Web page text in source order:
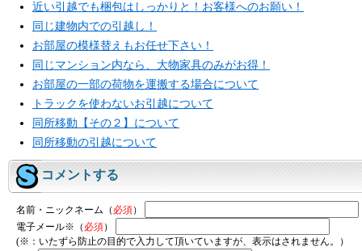
近い引越でも梱包はしっかりと！お客様へのお願い！
同じ建物内での引越し！
お部屋の模様替えもお任せ下さい！
同じマンション内なら、大物家具のみがお得！
お部屋の一部の荷物を運搬する場合について
トラックを使わないお引越について
同所移動【その２】について
同所移動の引越について
コメントする
名前・ニックネーム（ 必須）
電子メール※（ 必須）
(※：いたずら防止の目的で入力して頂いていますが、表示はされません。）